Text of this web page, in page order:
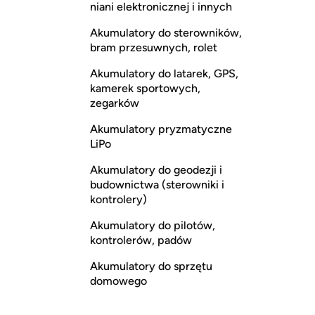
niani elektronicznej i innych
Akumulatory do sterowników,
bram przesuwnych, rolet
Akumulatory do latarek, GPS,
kamerek sportowych,
zegarków
Akumulatory pryzmatyczne
LiPo
Akumulatory do geodezji i
budownictwa (sterowniki i
kontrolery)
Akumulatory do pilotów,
kontrolerów, padów
Akumulatory do sprzętu
domowego